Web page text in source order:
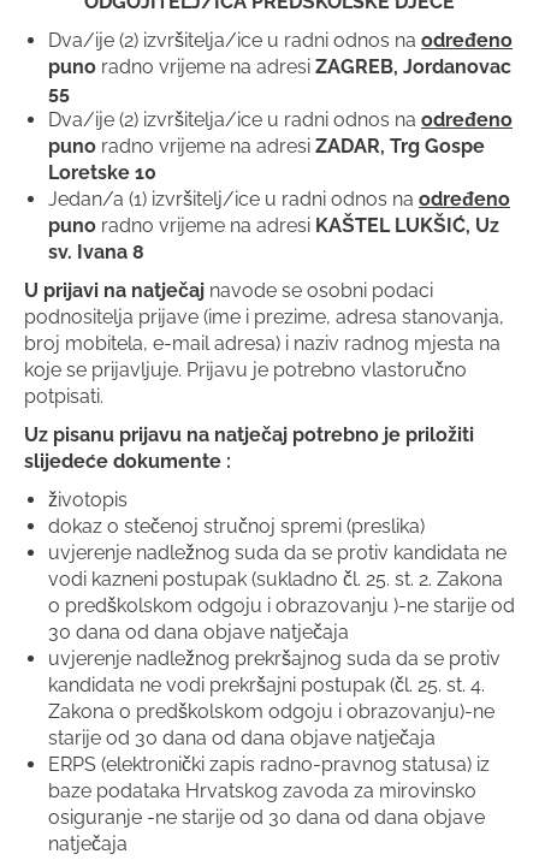
Dva/ije (2) izvršitelja/ice u radni odnos na određeno
puno radno vrijeme na adresi ZAGREB, Jordanovac
55
Dva/ije (2) izvršitelja/ice u radni odnos na određeno
puno radno vrijeme na adresi ZADAR, Trg Gospe
Loretske 10
Jedan/a (1) izvršitelj/ice u radni odnos na određeno
puno radno vrijeme na adresi KAŠTEL LUKŠIĆ, Uz
sv. Ivana 8
U prijavi na natječaj navode se osobni podaci
podnositelja prijave (ime i prezime, adresa stanovanja,
broj mobitela, e-mail adresa) i naziv radnog mjesta na
koje se prijavljuje. Prijavu je potrebno vlastoručno
potpisati.
Uz pisanu prijavu na natječaj potrebno je priložiti
slijedeće dokumente :
životopis
dokaz o stečenoj stručnoj spremi (preslika)
uvjerenje nadležnog suda da se protiv kandidata ne
vodi kazneni postupak (sukladno čl. 25. st. 2. Zakona
o predškolskom odgoju i obrazovanju )-ne starije od
30 dana od dana objave natječaja
uvjerenje nadležnog prekršajnog suda da se protiv
kandidata ne vodi prekršajni postupak (čl. 25. st. 4.
Zakona o predškolskom odgoju i obrazovanju)-ne
starije od 30 dana od dana objave natječaja
ERPS (elektronički zapis radno-pravnog statusa) iz
baze podataka Hrvatskog zavoda za mirovinsko
osiguranje -ne starije od 30 dana od dana objave
natječaja